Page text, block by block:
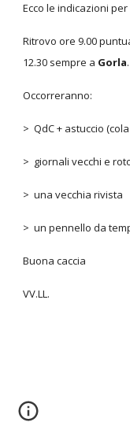
Ecco le indicazioni
Ritrovo ore 9.00
12.30 sempre a Gorla.
Occorreranno:
> QdC + astuccio
> giornali vecchi e
> una vecchia rivista
> un pennello da
Buona caccia
VV.LL.